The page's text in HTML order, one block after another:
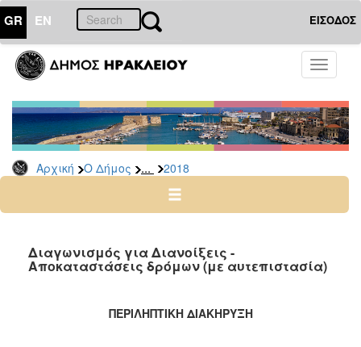
GR EN ΕΙΣΟΔΟΣ
Toggle
Αρχική Ο Δήμος ... 2018
ΔΗΜΟΣ
Διακηρύξεις
-
Δημοπρασίες
Αρχείο
2025
2023
Διαγωνισμός για Διανοίξεις -
Αποκαταστάσεις δρόμων (με αυτεπιστασία)
ΠΕΡΙΛΗΠΤΙΚΗ ΔΙΑΚΗΡΥΞΗ